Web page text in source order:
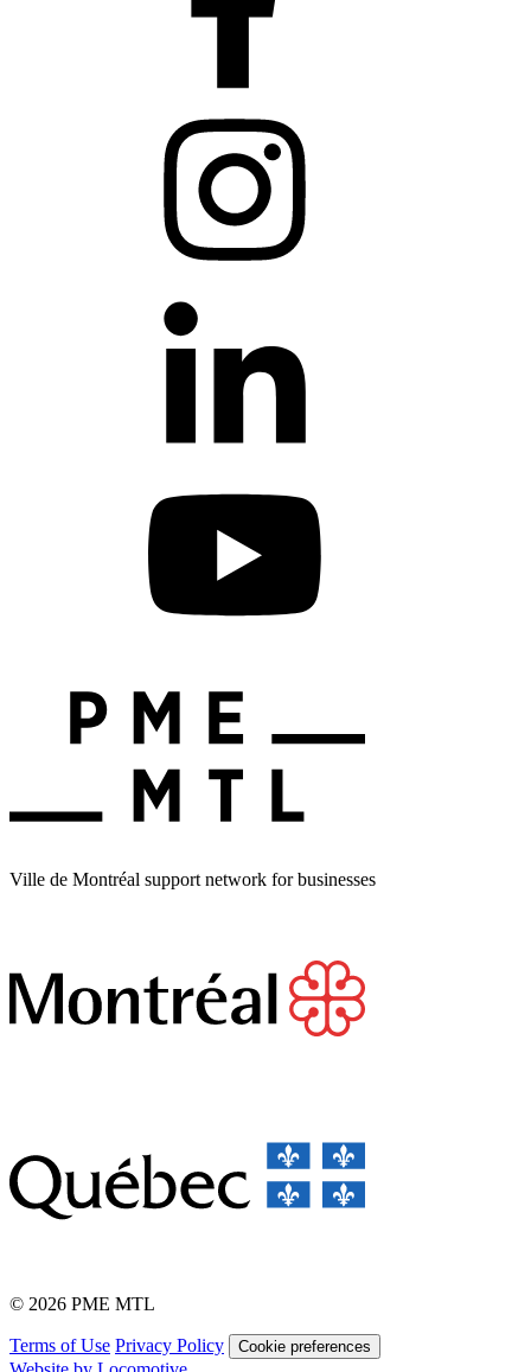
Ville de Montréal support network for businesses
© 2026 PME MTL
Terms of Use Privacy Policy Cookie preferences